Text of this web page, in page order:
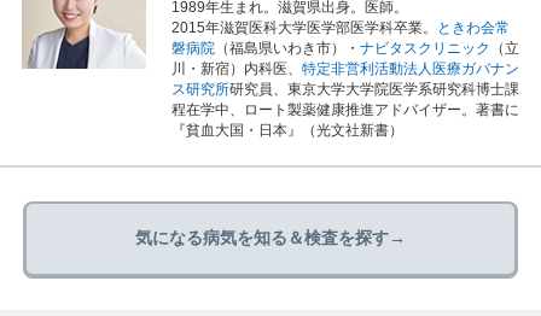
1989年生まれ。滋賀県出身。医師。
2015年滋賀医科大学医学部医学科卒業。
ときわ会常
磐病院（福島県いわき市）・ ナビタスクリニック
（立
川・新宿）内科医、 特定非営利活動法人医療ガバナン
ス研究所研究員、東京大学大学院医学系研究科博士課
程在学中、ロート製薬健康推進アドバイザー。著書に
『貧血大国・日本』（光文社新書）
気になる病気を知る＆検査を探す→